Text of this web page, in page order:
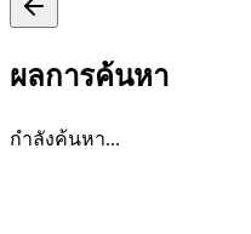
ผลการค้นหา
กำลังค้นหา...